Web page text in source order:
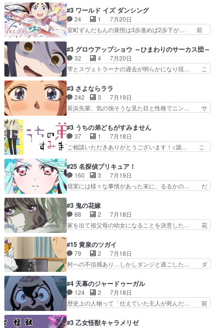
払い騒動と賑やかでいいねw… 偉大な父を持つが
故の悩(独自のおっぱい論… 鉄板中の鉄板、性転
換と酩酊ネタの二連発(…
を照らす打ち上げ花火。人混みの中、み… どんど
んキュンが増えていく展開に毎回わく… ちょこっ
と書ければと風が吹き手元にあった… 』は、率直
に言って脚本と演出が悪いと思う… 小春の目が見
と、空野の億劫さがリアルだ… かけると小春、二
人が一緒に過ごす時間が描… ヒロインの目が不自
由だから音を大切にして…
#3 ワールド イズ ダンシング
24 1
7月20日
室町ずんだもんの覚悟は3歩進めば2歩下が… 前
が主人公の漫画がアニメになったらし… 壮絶だっ
た…30分で2時間の映画のように… すべての表現
がピタリと揃った傑作本当に素… たまに現れて謎
のアドバイスをしてくれるお… 可愛いキャラデザ
とが決まる。更に父から… 再び鬼夜叉を導く、素
性不明の彼の名前を知… 恵まれた身分に甘え、修
練を怠るキャラは苦…
#3 グロウアップショウ ～ひまわりのサーカス団～
32 4
7月20日
雫とスヴェトラーナの過去が明らかになり現… こ
県豊川市付近が舞台なのか～現地にも出… 前回に
引き続き、今回もおぱんつであります… キャラク
ターが可愛いのはもちろん、ストー… 皇ではなく
ひまわりを蔑ろにして皇に乗り換… 傷跡なんか、
外あまり見どころがない。1… いや～、めちゃく
ちゃおもしろいね。瑞佳は… キャラデザが映える
のは勿論だけど脚本に歩…
#3 さよならララ
242 3
7月19日
長浜先輩、気の強そうな見た目と性格でニン… サ
なったからユリ確定！＼(^o^)／ラ… プロローグ
的な１話、２話からの浮世離れし… 茉里のボクシ
ングにかける真摯さ格好良かっ… 今回はゲストが
２名！ワンピースの作画さん… あほって言う茉里
母親を失い、アウェーの… ３話の地味に好きポイ
ントは、冒頭でララが… ボクシング部部員たちの
設定を公開！辻さん…
#3 うちの弟どもがすみません
37 1
7月18日
ご相談いただきありがとうございます！<源… こ
家事を頑張り過ぎてテストの結果が酷く… 糸ちゃ
んと源くん、類くんのお買い物シーン… ３話にし
てもう普通に物語が楽しみになっち… 類くんの将
来の夢が微笑ましいまだまだ甘え… 前髪ぱっつん
活するようになってからの話… 最後の「かわい
い」の破壊力よ…あれは成田… 糸と4人の弟の関
わり方がどう変化していく…
#25 名探偵プリキュア！
160 3
7月19日
現実には様々な事情があった末に、るるかの… だ
レール編の始まり、エリザさんの回で「… 「マジ
ラ」と言えば同時上映の「公タロウ」… キュアエ
クレールはやっぱりくれあだったか… エクレール
は誰だ編、遂に答え合わせの時だ… これで自分も
の何もない日常※もっと密着… LIMITかも知れな
い。キュアエクレール… ・解決編、完全に前4話
で謎解きさせるスタ…
#3 鬼の花嫁
88 2
7月18日
家を出て祖父母の幼女になることを決意した… 花
コミどころが多すぎてある意味おもしろ… 胸が凄
くスカッっとしたずっと苦痛を伴って… 祖父母に
人の心があってよかった。それにし… 柚子が家族
と決別する回柚子を傷つけた瑶太… 今期のアニメ
守る姿や祖母の語る玲夜の眼… 常に言ってるけ
ど、ラブコメの主役にも魅力… 家族にずっと理不
尽に虐げられ、我慢を強い…
#15 黄泉のツガイ
79 2
7月18日
村への不信感あり…しかしダンジと過ごした… ダ
ジとの思い出を振り返るユルの表情が本… それぞ
れの思惑が複雑に絡み合い、物語がさ… ユルは一
人になりたいのに、犬がそっと寄り… ダンジが
「俺は側にいる」と言ってくれた幼… 偽りだけで
存在だったからこそ真実が重く… これまで積み重
#4 天幕のジャードゥーガル
124 2
7月18日
歴史上の人物って「仕えていた主人が死んだ… 前
した側にも人としての温かい暮らしがあ… ソルコ
#3 乙女怪獣キャラメリゼ